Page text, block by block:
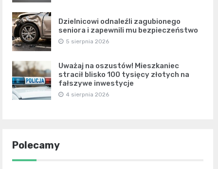
Dzielnicowi odnaleźli zagubionego
seniora i zapewnili mu bezpieczeństwo
5 sierpnia 2026
Uważaj na oszustów! Mieszkaniec
stracił blisko 100 tysięcy złotych na
fałszywe inwestycje
4 sierpnia 2026
Polecamy